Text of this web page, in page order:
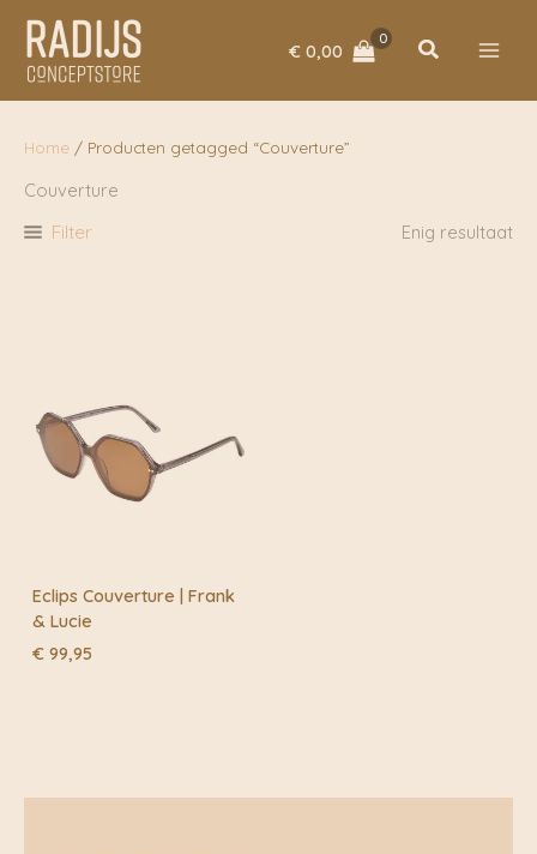
naar
inhoud
€ 0,00 Zoeken
Home / Producten getagged “Couverture”
Couverture
Filter Enig resultaat
Eclips Couverture | Frank
& Lucie
€ 99,95